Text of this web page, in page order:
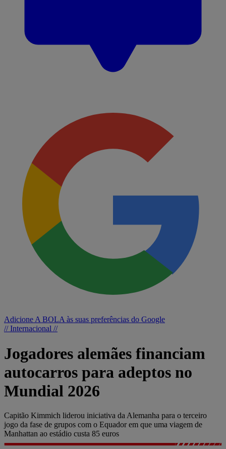
Adicione A BOLA às suas preferências do Google
// Internacional //
Jogadores alemães financiam
autocarros para adeptos no
Mundial 2026
Capitão Kimmich liderou iniciativa da Alemanha para o terceiro
jogo da fase de grupos com o Equador em que uma viagem de
Manhattan ao estádio custa 85 euros